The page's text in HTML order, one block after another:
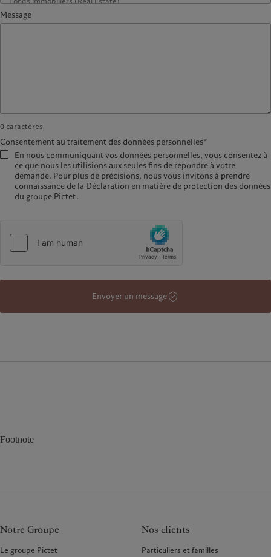
Message
0 caractères
Consentement au traitement des données personnelles*
En nous communiquant vos données personnelles, vous consentez à
ce que nous les utilisions aux seules fins de répondre à votre
demande. Pour plus de précisions, nous vous invitons à prendre
connaissance de la Déclaration en matière de protection des données
du groupe Pictet.
Envoyer un message
Footnote
Notre Groupe
Le groupe Pictet
Nos clients
Particuliers et familles